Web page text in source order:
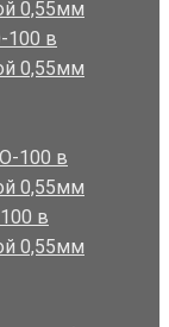
100 в
0,55мм
в
0,55мм